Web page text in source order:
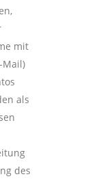
mit
Mail)
als
des